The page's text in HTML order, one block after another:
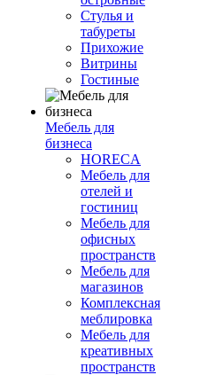
Стулья и
табуреты
Прихожие
Витрины
Гостиные
Мебель для
бизнеса
HORECA
Мебель для
отелей и
гостиниц
Мебель для
офисных
пространств
Мебель для
магазинов
Комплексная
меблировка
Мебель для
креативных
пространств